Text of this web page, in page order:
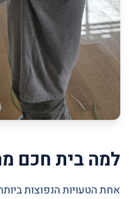
למה בית חכם
אחת הטעויות הנפוצות